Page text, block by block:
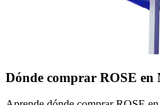
Dónde comprar ROSE en